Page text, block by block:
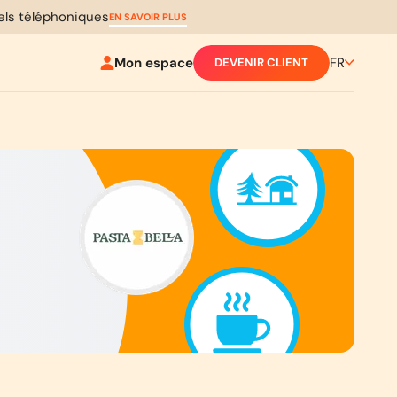
téléphoniquesEN SAVOIR PLUS
Mon espace DEVENIR CLIENT FR